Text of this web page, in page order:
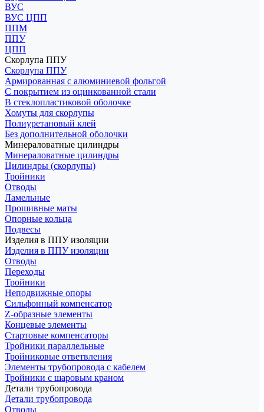
ВУС
ВУС ЦПП
ППМ
ППУ
ЦПП
Скорлупа ППУ
Скорлупа ППУ
Армированная с алюминиевой фольгой
С покрытием из оцинкованной стали
В стеклопластиковой оболочке
Хомуты для скорлупы
Полиуретановый клей
Без дополнительной оболочки
Минераловатные цилиндры
Минераловатные цилиндры
Цилиндры (скорлупы)
Тройники
Отводы
Ламельные
Прошивные маты
Опорные кольца
Подвесы
Изделия в ППУ изоляции
Изделия в ППУ изоляции
Отводы
Переходы
Тройники
Неподвижные опоры
Cильфонный компенсатор
Z-образные элементы
Концевые элементы
Стартовые компенсаторы
Тройники параллельные
Тройниковые ответвления
Элементы трубопровода с кабелем
Тройники с шаровым краном
Детали трубопровода
Детали трубопровода
Отводы